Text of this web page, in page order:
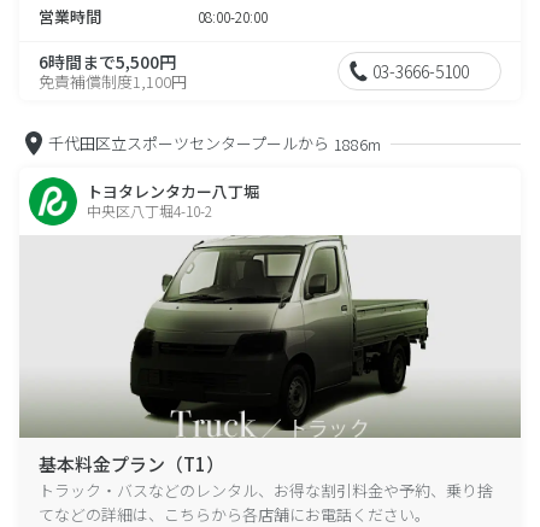
営業時間 08:00-20:00
6時間まで5,500円
免責補償制度1,100円 03-3666-5100
千代田区立スポーツセンタープールから 1886m
トヨタレンタカー八丁堀
中央区八丁堀4-10-2
基本料金プラン（T1）
トラック・バスなどのレンタル、お得な割引料金や予約、乗り捨
てなどの詳細は、こちらから各店舗にお電話ください。